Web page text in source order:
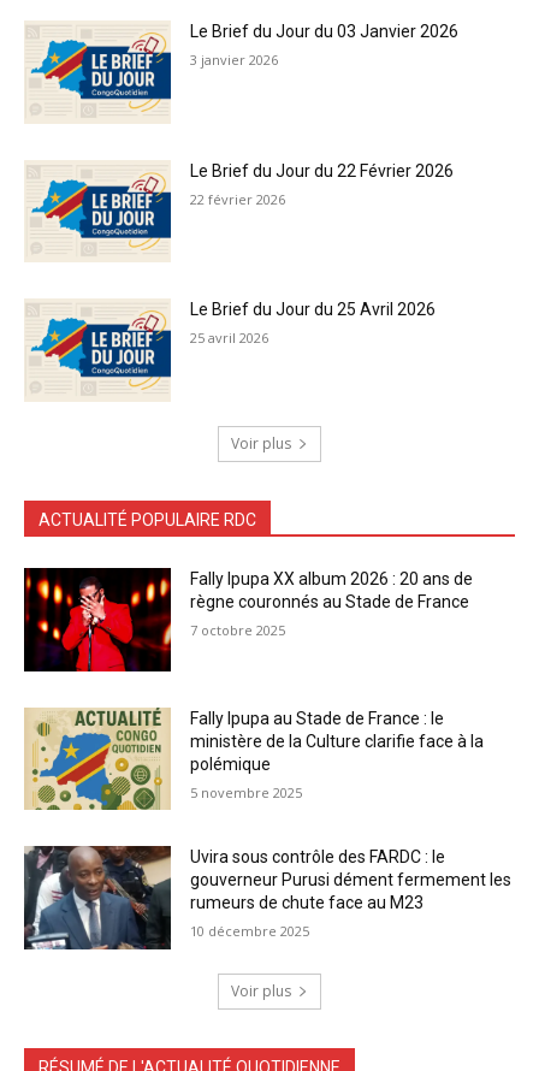
Le Brief du Jour du 03 Janvier 2026
3 janvier 2026
Le Brief du Jour du 22 Février 2026
22 février 2026
Le Brief du Jour du 25 Avril 2026
25 avril 2026
Voir plus
ACTUALITÉ POPULAIRE RDC
Fally Ipupa XX album 2026 : 20 ans de
règne couronnés au Stade de France
7 octobre 2025
Fally Ipupa au Stade de France : le
ministère de la Culture clarifie face à la
polémique
5 novembre 2025
Uvira sous contrôle des FARDC : le
gouverneur Purusi dément fermement les
rumeurs de chute face au M23
10 décembre 2025
Voir plus